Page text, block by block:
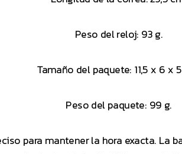
Peso del reloj: 93 g.
Tamaño del paquete: 11,5 x 6 x
Peso del paquete: 99 g.
para mantener la hora exacta. La